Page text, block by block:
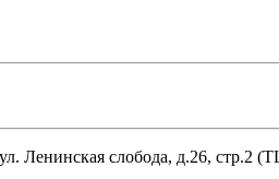
Ленинская слобода, д.26, стр.2